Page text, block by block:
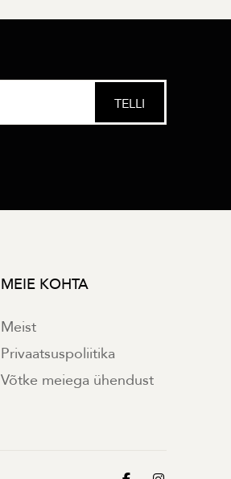
MEIE KOHTA
Meist
Privaatsuspoliitika
Võtke meiega ühendust